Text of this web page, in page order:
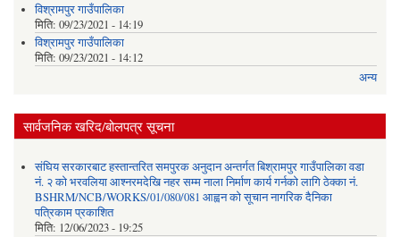
विश्रामपुर गाउँपालिका
मिति: 09/23/2021 - 14:19
विश्रामपुर गाउँपालिका
मिति: 09/23/2021 - 14:12
अन्य
सार्वजनिक खरिद/बोलपत्र सूचना
संघिय सरकारबाट हस्तान्तरित समपुरक अनुदान अन्तर्गत बिश्रामपुर गाउँपालिका वडा
नं. २ को भरवलिया आश्नरमदेखि नहर सम्म नाला निर्माण कार्य गर्नको लागि ठेक्का नं.
BSHRM/NCB/WORKS/01/080/081 आह्वन को सूचान नागरिक दैनिका
पत्रिकाम प्रकाशित
मिति: 12/06/2023 - 19:25